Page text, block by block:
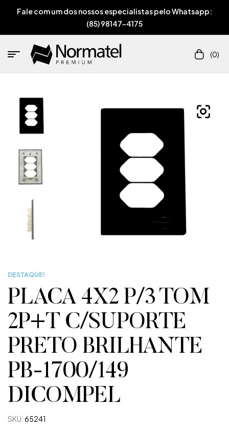
Fale com um dos nossos especialistas pelo Whatsapp:
(85) 98147-4175
(0)
DESTAQUE!
PLACA 4X2 P/3 TOM
2P+T C/SUPORTE
PRETO BRILHANTE
PB-1700/149
DICOMPEL
SKU:65241